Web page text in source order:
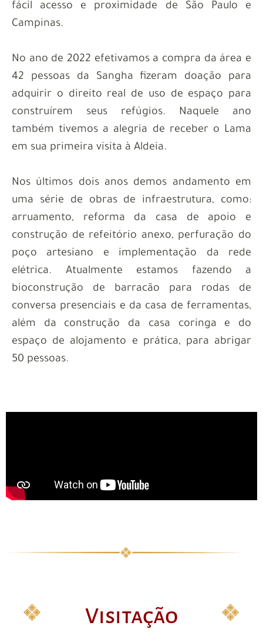
fácil acesso e proximidade de São Paulo e
Campinas.
No ano de 2022 efetivamos a compra da área e
42 pessoas da Sangha fizeram doação para
adquirir o direito real de uso de espaço para
construírem seus refúgios. Naquele ano
também tivemos a alegria de receber o Lama
em sua primeira visita à Aldeia.
Nos últimos dois anos demos andamento em
uma série de obras de infraestrutura, como:
arruamento, reforma da casa de apoio e
construção de refeitório anexo, perfuração do
poço artesiano e implementação da rede
elétrica. Atualmente estamos fazendo a
bioconstrução de barracão para rodas de
conversa presenciais e da casa de ferramentas,
além da construção da casa coringa e do
espaço de alojamento e prática, para abrigar
50 pessoas.
Visitação